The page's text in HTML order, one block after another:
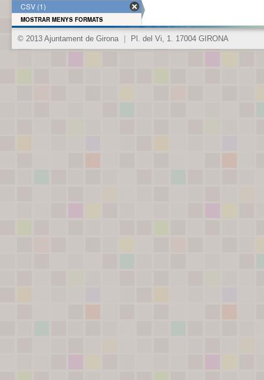
CSV (1)
MOSTRAR MENYS FORMATS
© 2013 Ajuntament de Girona Pl. del Vi, 1. 17004 GIRONA